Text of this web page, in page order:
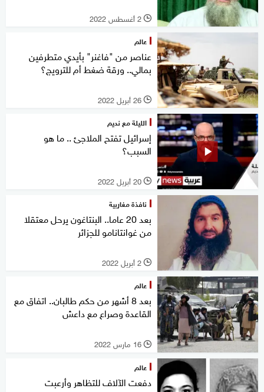
l 2 أغسطس 2022
عالم
عناصر من "فاغنر" بأيدي متطرفين
بمالي.. ورقة ضغط أم للترويج؟
l 26 أبريل 2022
الليلة مع نديم
إسرائيل تفتح الملاجئ .. ما هو
السبب؟
l 20 أبريل 2022
نافذة مغاربية
بعد 20 عاما.. البنتاغون يرحل معتقلا
من غوانتانامو للجزائر
l 2 أبريل 2022
عالم
بعد 8 أشهر من حكم طالبان.. اتفاق مع
القاعدة وصراع مع داعش
l 16 مارس 2022
عالم
دفعت الآلاف للتظاهر وأرعبت